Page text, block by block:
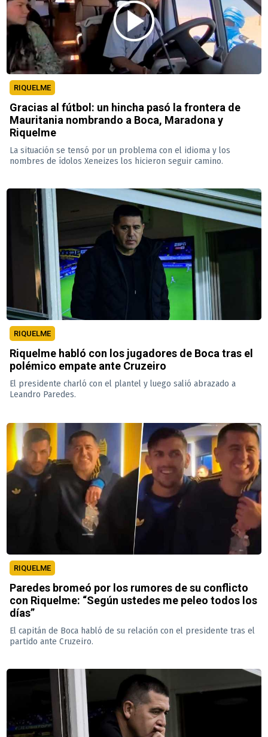
RIQUELME
Gracias al fútbol: un hincha pasó la frontera de
Mauritania nombrando a Boca, Maradona y
Riquelme
La situación se tensó por un problema con el idioma y los
nombres de ídolos Xeneizes los hicieron seguir camino.
RIQUELME
Riquelme habló con los jugadores de Boca tras el
polémico empate ante Cruzeiro
El presidente charló con el plantel y luego salió abrazado a
Leandro Paredes.
RIQUELME
Paredes bromeó por los rumores de su conflicto
con Riquelme: “Según ustedes me peleo todos los
días”
El capitán de Boca habló de su relación con el presidente tras el
partido ante Cruzeiro.